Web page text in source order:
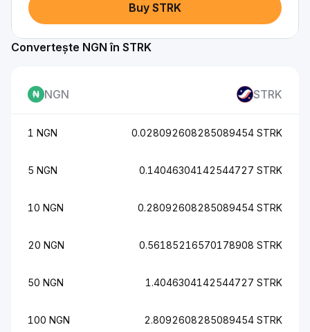
Buy STRK
Convertește NGN în STRK
NGN STRK
1 NGN 0.028092608285089454 STRK
5 NGN 0.14046304142544727 STRK
10 NGN 0.28092608285089454 STRK
20 NGN 0.56185216570178908 STRK
50 NGN 1.4046304142544727 STRK
100 NGN 2.8092608285089454 STRK